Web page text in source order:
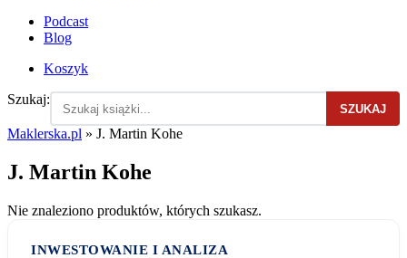
Podcast
Blog
Koszyk
Szukaj:
SZUKAJ
Maklerska.pl » J. Martin Kohe
J. Martin Kohe
Nie znaleziono produktów, których szukasz.
INWESTOWANIE I ANALIZA